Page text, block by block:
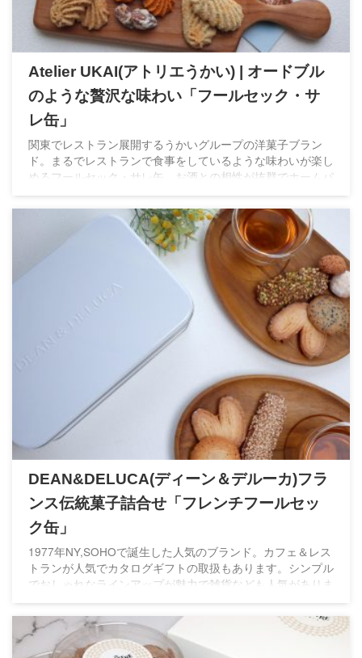
Atelier UKAI(アトリエうかい) | オードブル
のような贅沢な味わい「フールセック・サ
レ缶」
関東でレストラン展開するうかいグループの洋菓子ブラン
ド。まるでレストランで食事をしているような味わいが楽し
めるフールセック・サレ缶。お酒との相性が抜群でホームパ
DEAN&DELUCA(ディーン＆デルーカ)フラ
ンス伝統菓子詰合せ「フレンチフールセッ
ク缶」
1977年NY,SOHOで誕生した人気のブランド。カフェ＆レス
トランが人気でカタログギフトの取扱もあります。シンプル
でおしゃれなラインアップが魅力で雑貨なども人気がありま
あるものばかり♡